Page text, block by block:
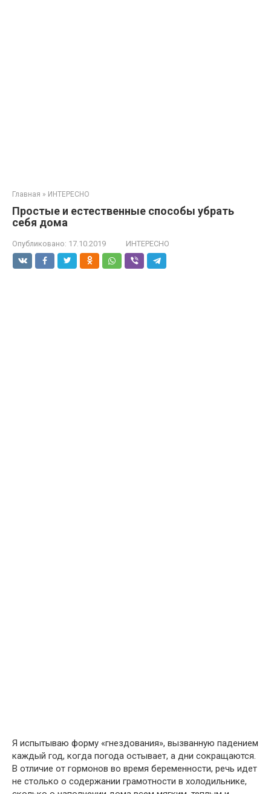
Главная » ИНТЕРЕСНО
Простые и естественные способы убрать
себя дома
Опубликовано: 17.10.2019 ИНТЕРЕСНО
Я испытываю форму «гнездования», вызванную падением
каждый год, когда погода остывает, а дни сокращаются.
В отличие от гормонов во время беременности, речь идет
не столько о содержании грамотности в холодильнике,